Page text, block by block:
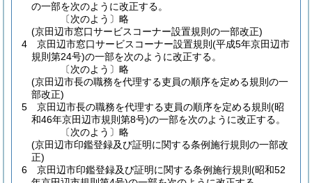
の一部を次のように改正する。
〔次のよう〕略
(京田辺市窓口サービスコーナー設置規則の一部改正)
4
京田辺市窓口サービスコーナー設置規則 (平成5年京田辺市
規則第24号)の一部を次のように改正する。
〔次のよう〕略
(京田辺市長の職務を代理する吏員の順序を定める規則の一
部改正)
5
京田辺市長の職務を代理する吏員の順序を定める規則 (昭
和46年京田辺市規則第8号)の一部を次のように改正する。
〔次のよう〕略
(京田辺市印鑑登録及び証明に関する条例施行規則の一部改
正)
6
京田辺市印鑑登録及び証明に関する条例施行規則 (昭和52